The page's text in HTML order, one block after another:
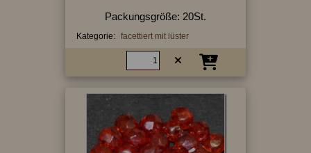
Packungsgröße: 20St.
Kategorie: facettiert mit lüster